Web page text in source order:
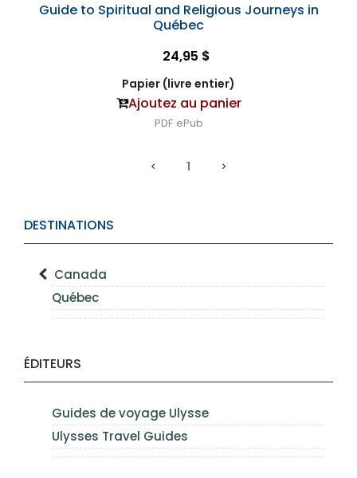
DESTINATIONS
Canada
Québec
ÉDITEURS
Guides de voyage Ulysse
Ulysses Travel Guides
Guide to Spiritual and Religious Journeys in
Québec
24,95 $
Papier (livre entier)
Ajoutez au panier
PDF ePub
1